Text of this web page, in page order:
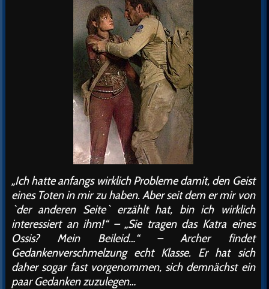
„Ich hatte anfangs wirklich Probleme damit, den Geist
eines Toten in mir zu haben. Aber seit dem er mir von
`der anderen Seite` erzählt hat, bin ich wirklich
interessiert an ihm!“ – „Sie tragen das Katra eines
Ossis? Mein Beileid…“ – Archer findet
Gedankenverschmelzung echt Klasse. Er hat sich
daher sogar fast vorgenommen, sich demnächst ein
paar Gedanken zuzulegen…